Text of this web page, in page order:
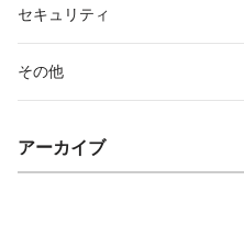
セキュリティ
その他
アーカイブ